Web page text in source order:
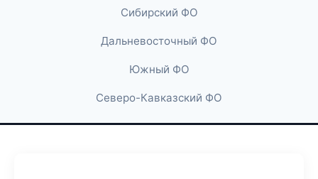
Сибирский ФО
Дальневосточный ФО
Южный ФО
Северо-Кавказский ФО